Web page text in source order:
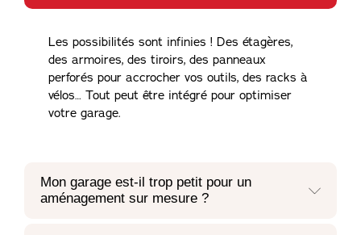
Les possibilités sont infinies ! Des étagères,
des armoires, des tiroirs, des panneaux
perforés pour accrocher vos outils, des racks à
vélos… Tout peut être intégré pour optimiser
votre garage.
Mon garage est-il trop petit pour un
aménagement sur mesure ?